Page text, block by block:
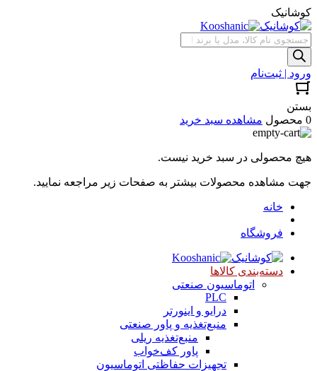
کوشانیک
جستجوی
محصولات
ورود | ثبت‌نام
بستن
0 محصول
مشاهده سبد خرید
هیچ محصولی در سبد خرید نیست.
جهت مشاهده محصولات بیشتر به صفحات زیر مراجعه نمایید.
خانه
فروشگاه
دسته‌بندی کالاها
اتوماسیون صنعتی
PLC
درایو و اینورتر
منبع‌تغذیه و پاور صنعتی
منبع‌تغذیه ریلی
پاور کف‌خواب
تجهیزات حفاظتی اتوماسیون